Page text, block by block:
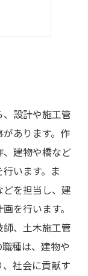
設計や施工管
あります。作
建物や橋など
います。ま
を担当し、建
を行います。
、土木施工管
種は、建物や
社会に貢献す